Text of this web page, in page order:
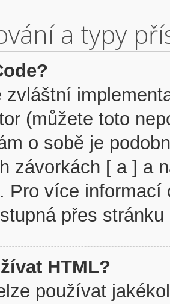
a typy
zvláštní
(můžete toto
o sobě je
závorkách [ a ] a
Pro více informací
přes
HTML?
používat